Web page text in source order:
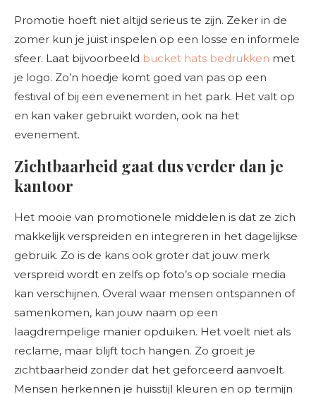
Promotie hoeft niet altijd serieus te zijn. Zeker in de
zomer kun je juist inspelen op een losse en informele
sfeer. Laat bijvoorbeeld bucket hats bedrukken met
je logo. Zo’n hoedje komt goed van pas op een
festival of bij een evenement in het park. Het valt op
en kan vaker gebruikt worden, ook na het
evenement.
Zichtbaarheid gaat dus verder dan je
kantoor
Het mooie van promotionele middelen is dat ze zich
makkelijk verspreiden en integreren in het dagelijkse
gebruik. Zo is de kans ook groter dat jouw merk
verspreid wordt en zelfs op foto’s op sociale media
kan verschijnen. Overal waar mensen ontspannen of
samenkomen, kan jouw naam op een
laagdrempelige manier opduiken. Het voelt niet als
reclame, maar blijft toch hangen. Zo groeit je
zichtbaarheid zonder dat het geforceerd aanvoelt.
Mensen herkennen je huisstijl kleuren en op termijn